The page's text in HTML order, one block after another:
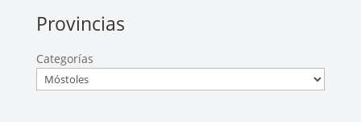
Provincias
Categorías